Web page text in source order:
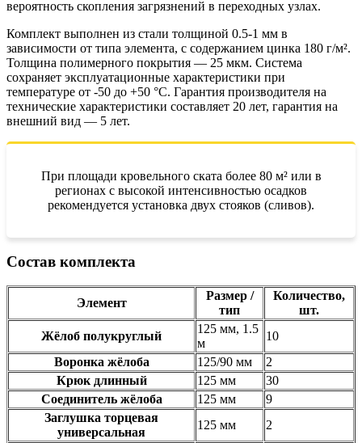
вероятность скопления загрязнений в переходных узлах.
Комплект выполнен из стали толщиной 0.5-1 мм в
зависимости от типа элемента, с содержанием цинка 180 г/м².
Толщина полимерного покрытия — 25 мкм. Система
сохраняет эксплуатационные характеристики при
температуре от -50 до +50 °C. Гарантия производителя на
технические характеристики составляет 20 лет, гарантия на
внешний вид — 5 лет.
При площади кровельного ската более 80 м² или в
регионах с высокой интенсивностью осадков
рекомендуется установка двух стояков (сливов).
Состав комплекта
Элемент
Размер /
тип
Количество,
шт.
Жёлоб полукруглый
125 мм, 1.5
м
10
Воронка жёлоба
125/90 мм
2
Крюк длинный
125 мм
30
Соединитель жёлоба
125 мм
9
Заглушка торцевая
универсальная
125 мм 2